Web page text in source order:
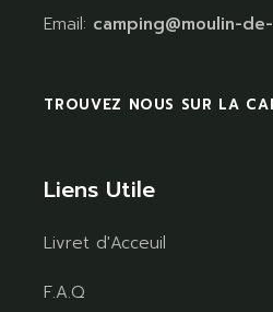
Email: camping@moulin-
TROUVEZ NOUS SUR LA
Liens Utile
Livret d'Acceuil
F.A.Q